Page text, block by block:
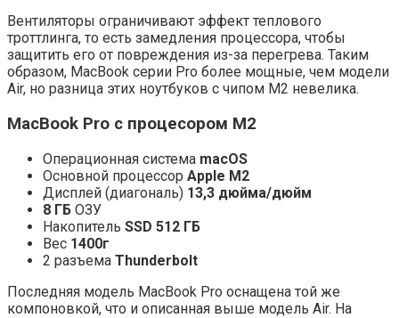
Вентиляторы ограничивают эффект теплового
троттлинга, то есть замедления процессора, чтобы
защитить его от повреждения из-за перегрева. Таким
образом, MacBook серии Pro более мощные, чем модели
Air, но разница этих ноутбуков с чипом M2 невелика.
MacBook Pro с процесором M2
Операционная система macOS
Основной процессор Apple M2
Дисплей (диагональ) 13,3 дюйма/дюйм
8 ГБ ОЗУ
Накопитель SSD 512 ГБ
Вес 1400г
2 разъема Thunderbolt
Последняя модель MacBook Pro оснащена той же
компоновкой, что и описанная выше модель Air. На